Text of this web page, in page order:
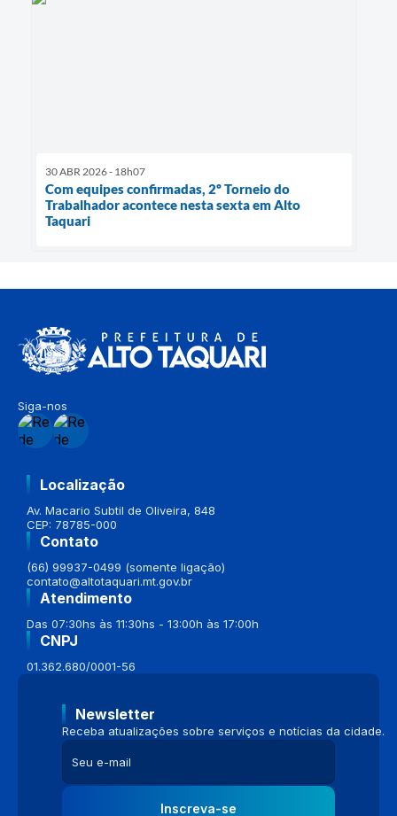
30 ABR 2026 - 18h07
Com equipes confirmadas, 2º Torneio do
Trabalhador acontece nesta sexta em Alto
Taquari
Siga-nos
Localização
Av. Macario Subtil de Oliveira, 848
CEP: 78785-000
Contato
(66) 99937-0499 (somente ligação)
contato@altotaquari.mt.gov.br
Atendimento
Das 07:30hs às 11:30hs - 13:00h às 17:00h
CNPJ
01.362.680/0001-56
Newsletter
Receba atualizações sobre serviços e notícias da cidade.
Inscreva-se